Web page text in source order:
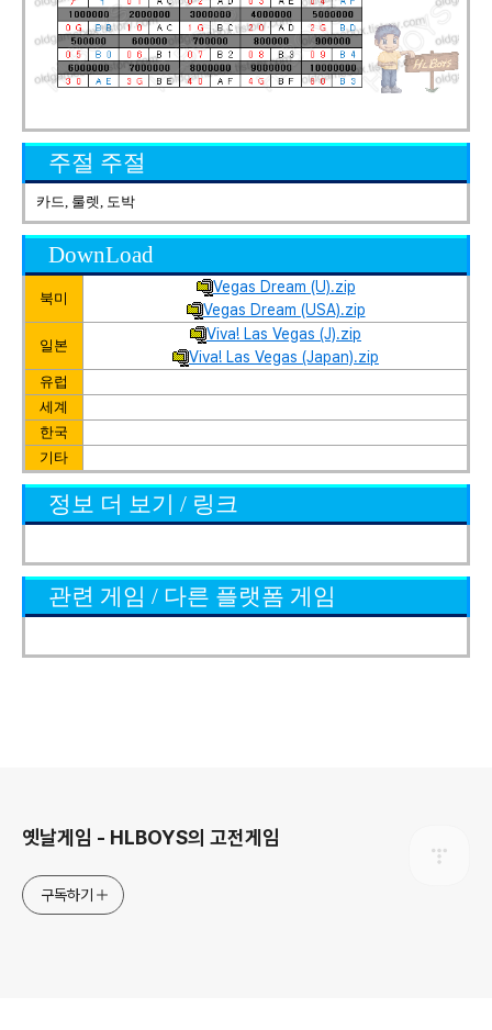
주절 주절
카드, 룰렛, 도박
DownLoad
북미
Vegas Dream (U).zip
Vegas Dream (USA).zip
일본
Viva! Las Vegas (J).zip
Viva! Las Vegas (Japan).zip
유럽
세계
한국
기타
정보 더 보기 / 링크
관련 게임 / 다른 플랫폼 게임
옛날게임 - HLBOYS의 고전게임
구독하기